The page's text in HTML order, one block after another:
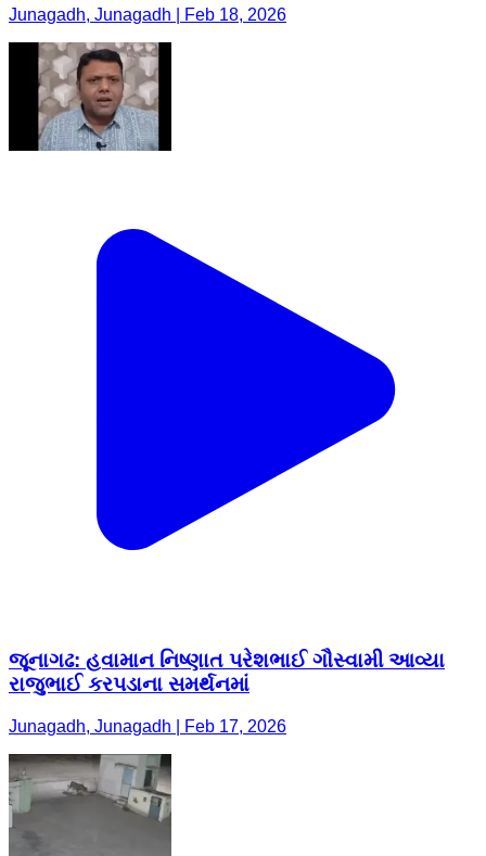
Junagadh, Junagadh | Feb 18, 2026
જૂનાગઢ: હવામાન નિષ્ણાત પરેશભાઈ ગૌસ્વામી આવ્યા
રાજુભાઈ કરપડાના સમર્થનમાં
Junagadh, Junagadh | Feb 17, 2026